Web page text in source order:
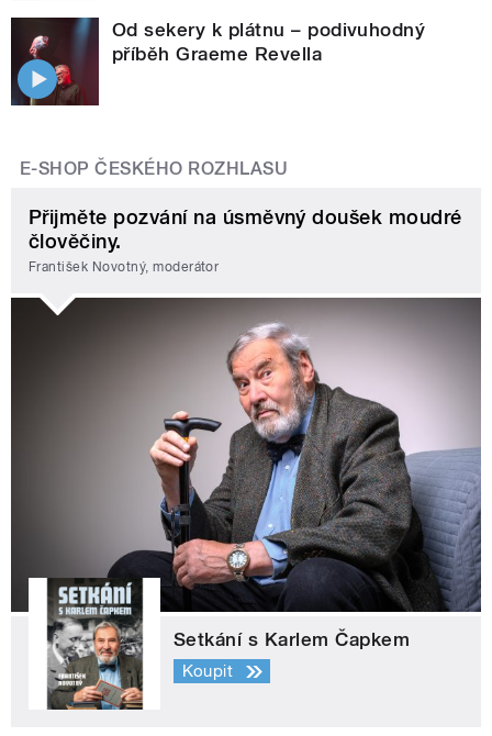
Od sekery k plátnu – podivuhodný
příběh Graeme Revella
E-SHOP ČESKÉHO ROZHLASU
Přijměte pozvání na úsměvný doušek moudré
člověčiny.
František Novotný, moderátor
Setkání s Karlem Čapkem
Koupit